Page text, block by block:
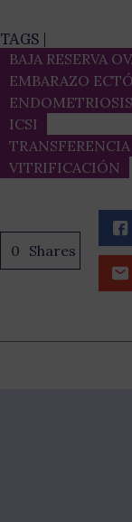
TAGS |
BAJA RESERVA
EMBARAZO
ENDOMETRIOSIS
ICSI
VITRIFICACIÓN
0 Shares